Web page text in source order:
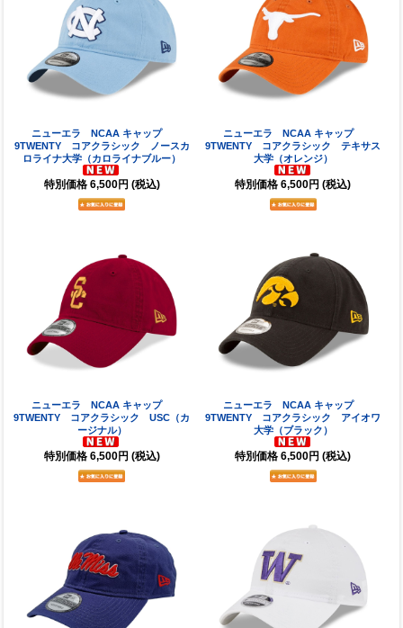
ニューエラ NCAA キャップ
9TWENTY コアクラシック ノースカ
ロライナ大学（カロライナブルー）
特別価格 6,500円 (税込)
ニューエラ NCAA キャップ
9TWENTY コアクラシック テキサス
大学（オレンジ）
特別価格 6,500円 (税込)
ニューエラ NCAA キャップ
9TWENTY コアクラシック USC（カ
ージナル）
特別価格 6,500円 (税込)
ニューエラ NCAA キャップ
9TWENTY コアクラシック アイオワ
大学（ブラック）
特別価格 6,500円 (税込)